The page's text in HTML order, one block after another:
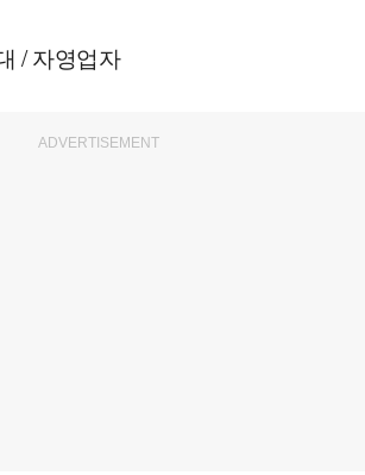
/ 자영업자
ADVERTISEMENT